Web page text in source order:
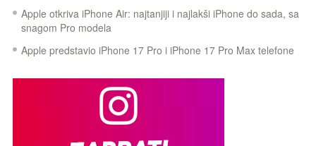
Apple otkriva iPhone Air: najtanjiji i najlakši iPhone do sada, sa
snagom Pro modela
Apple predstavio iPhone 17 Pro i iPhone 17 Pro Max telefone